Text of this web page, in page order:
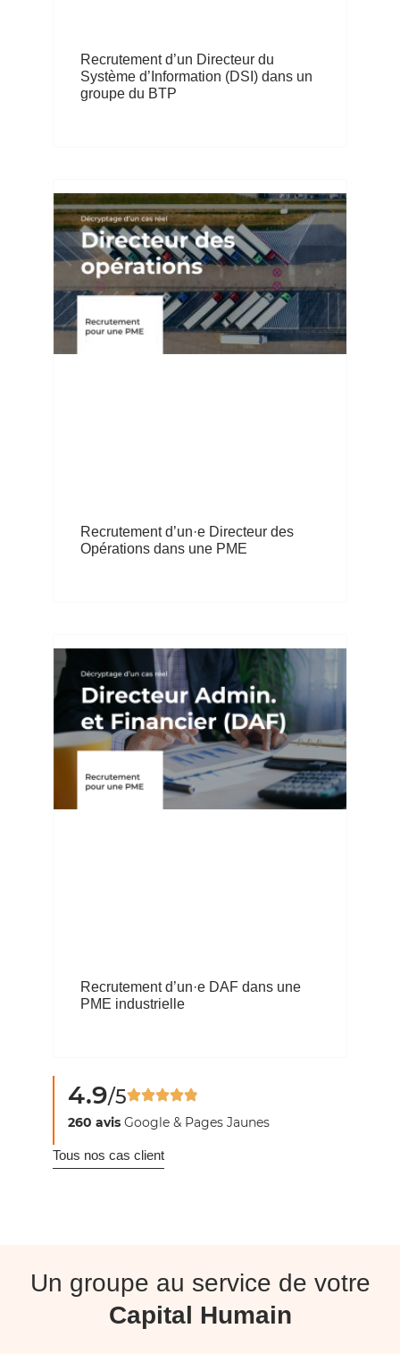
4.9/5
260 avis Google & Pages Jaunes
Tous nos cas client
Recrutement d’un Directeur du
Système d’Information (DSI) dans un
groupe du BTP
Recrutement d’un·e Directeur des
Opérations dans une PME
Recrutement d’un·e DAF dans une
PME industrielle
Un groupe au service de votre
Capital Humain